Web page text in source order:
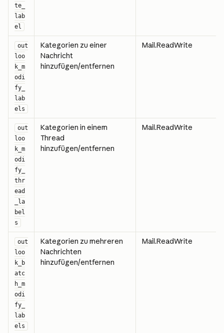
te_
lab
el
out
loo
k_m
odi
fy_
lab
els
Kategorien zu einer
Nachricht
hinzufügen/entfernen
Mail.ReadWrite
out
loo
k_m
odi
fy_
thr
ead
_la
bel
s
Kategorien in einem
Thread
hinzufügen/entfernen
Mail.ReadWrite
out
loo
k_b
atc
h_m
odi
fy_
lab
els
Kategorien zu mehreren
Nachrichten
hinzufügen/entfernen
Mail.ReadWrite